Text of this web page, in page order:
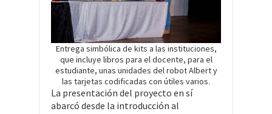
Entrega simbólica de kits a las instituciones,
que incluye libros para el docente, para el
estudiante, unas unidades del robot Albert y
las tarjetas codificadas con útiles varios.
La presentación del proyecto en sí
abarcó desde la introducción al